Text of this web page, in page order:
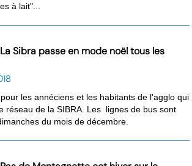
à lait"...
La Sibra passe en mode noël tous les
les annéciens et les habitants de l'agglo qui
réseau de la SIBRA. Les lignes de bus sont
du mois de décembre.